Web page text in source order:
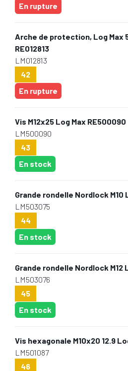
En rupture
Arche de protection, Log Max
RE012813
LM012813
42
En rupture
Vis M12x25 Log Max RE500090
LM500090
43
En stock
Grande rondelle Nordlock M10
LM503075
44
En stock
Grande rondelle Nordlock M12
LM503076
45
En stock
Vis hexagonale M10x20 12.9
LM501087
46